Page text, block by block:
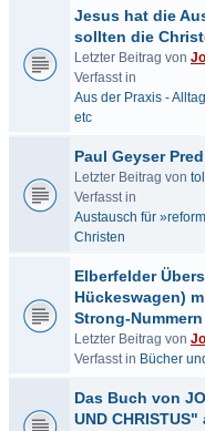
Jesus hat die
sollten die
Letzter Beitrag von
Verfasst in
Aus der Praxis -
etc
Paul Geyser
Letzter Beitrag von
Verfasst in
Austausch für
Christen
Elberfelder
Hückeswagen)
Strong-
Letzter Beitrag von
Verfasst in Bücher
Das Buch von
UND